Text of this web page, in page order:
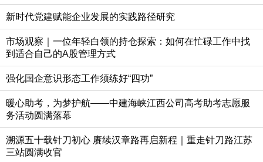
新时代党建赋能企业发展的实践路径研究
市场观察｜一位年轻白领的持仓探索：如何在忙碌工作中找
到适合自己的A股管理方式
强化国企意识形态工作须练好“四功”
暖心助考，为梦护航——中建海峡江西公司高考助考志愿服
务活动圆满落幕
溯源五十载针刀初心 赓续汉章路再启新程｜重走针刀路江苏
三站圆满收官